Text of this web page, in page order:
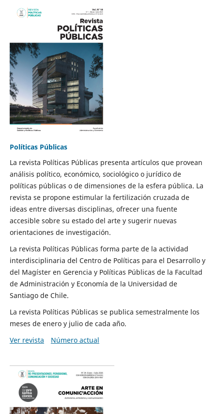
Políticas Públicas
La revista Políticas Públicas presenta artículos que provean
análisis político, económico, sociológico o jurídico de
políticas públicas o de dimensiones de la esfera pública. La
revista se propone estimular la fertilización cruzada de
ideas entre diversas disciplinas, ofrecer una fuente
accesible sobre su estado del arte y sugerir nuevas
orientaciones de investigación.
La revista Políticas Públicas forma parte de la actividad
interdisciplinaria del Centro de Políticas para el Desarrollo y
del Magíster en Gerencia y Políticas Públicas de la Facultad
de Administración y Economía de la Universidad de
Santiago de Chile.
La revista Políticas Públicas se publica semestralmente los
meses de enero y julio de cada año.
Ver revista
Número actual